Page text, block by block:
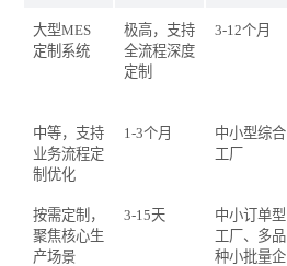
大型MES
定制系统
极高，支持
全流程深度
定制
3-12个月
中等，支持
业务流程定
制优化
1-3个月
中小型综合
工厂
按需定制，
聚焦核心生
产场景
3-15天
中小订单型
工厂、多品
种小批量企